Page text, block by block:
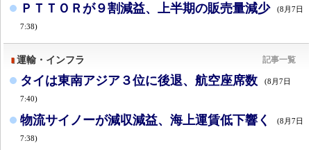
ＰＴＴＯＲが９割減益、上半期の販売量減少 (8月7日
7:38)
運輸・インフラ 記事一覧
タイは東南アジア３位に後退、航空座席数 (8月7日
7:40)
物流サイノーが減収減益、海上運賃低下響く (8月7日
7:38)